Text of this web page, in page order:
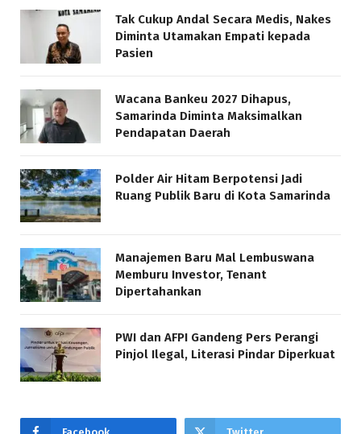
Tak Cukup Andal Secara Medis, Nakes
Diminta Utamakan Empati kepada
Pasien
Wacana Bankeu 2027 Dihapus,
Samarinda Diminta Maksimalkan
Pendapatan Daerah
Polder Air Hitam Berpotensi Jadi
Ruang Publik Baru di Kota Samarinda
Manajemen Baru Mal Lembuswana
Memburu Investor, Tenant
Dipertahankan
PWI dan AFPI Gandeng Pers Perangi
Pinjol Ilegal, Literasi Pindar Diperkuat